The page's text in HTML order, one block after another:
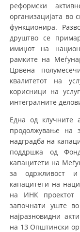
реформски
организацијата во
функционира.
друштво се
имиџот на
рамките на
Црвена
квалитетот на
корисници на
интегралните
Една од клучните
продолжување на
надградба на
поддршка од
капацитети на
за одржливост и
капацитети на
на ИНК проектот
започнати уште
најразновидни
на 13 Општински